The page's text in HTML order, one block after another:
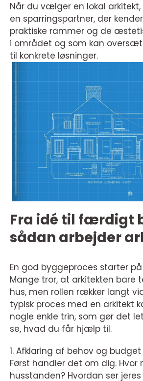
Når du vælger en lokal
en sparringspartner, der
praktiske rammer og de
i området og som kan
til konkrete løsninger.
Fra idé til færdigt
sådan arbejder
En god byggeproces starter
Mange tror, at arkitekten
hus, men rollen rækker langt
typisk proces med en arkitekt
nogle enkle trin, som gør det
se, hvad du får hjælp til.
1. Afklaring af behov og budget
Først handler det om dig. Hvor
husstanden? Hvordan ser